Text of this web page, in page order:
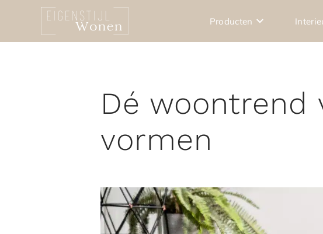
Producten
Dé woontrend
vormen